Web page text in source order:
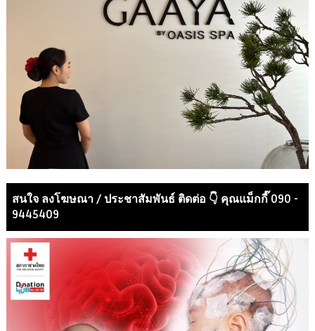
สนใจ ลงโฆษณา / ประชาสัมพันธ์ ติดต่อ 👇 คุณแม็กกี๊ 090 -
9445409